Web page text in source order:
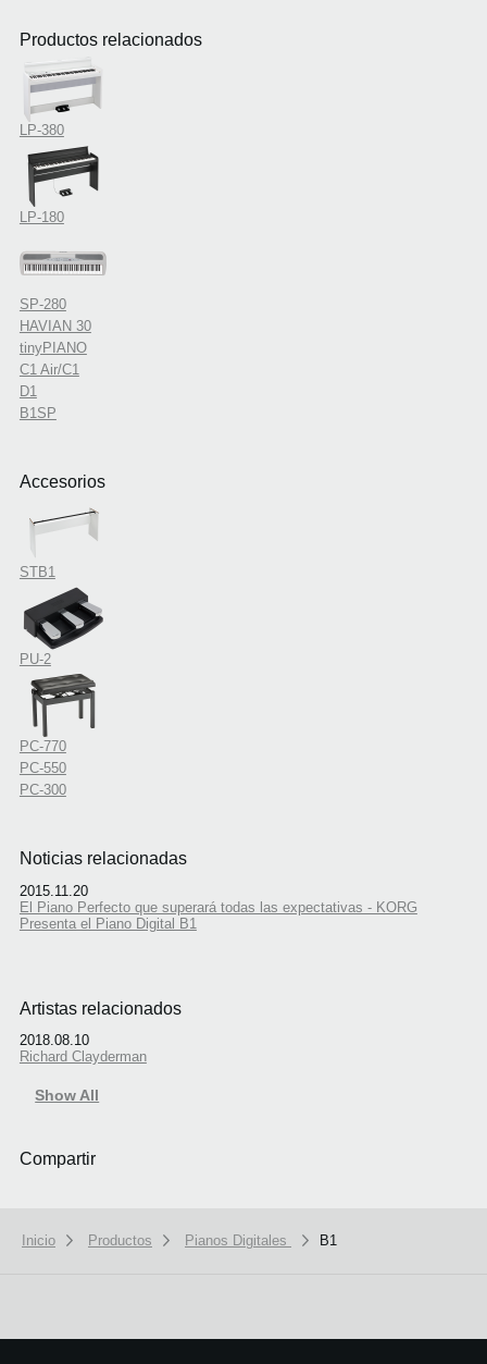
Productos relacionados
LP-380
LP-180
SP-280
HAVIAN 30
tinyPIANO
C1 Air/C1
D1
B1SP
Accesorios
STB1
PU-2
PC-770
PC-550
PC-300
Noticias relacionadas
2015.11.20
El Piano Perfecto que superará todas las expectativas - KORG
Presenta el Piano Digital B1
Artistas relacionados
2018.08.10
Richard Clayderman
Show All
Compartir
Inicio Productos Pianos Digitales B1